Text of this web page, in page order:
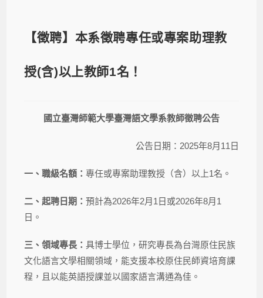
【徵聘】本系徵聘專任或專案助理教
授(含)以上教師1名！
國立臺灣師範大學臺灣語文學系教師徵聘公告
公告日期：2025年8月11日
一、職級名額：專任或專案助理教授（含）以上1名。
二、起聘日期：預計為2026年2月1日或2026年8月1
日。
三、領域專長：具博士學位，研究專長為台灣原住民族
文化語言文學相關領域，能支援本校原住民師資培育課
程，且以能英語授課並以國家語言溝通為佳。